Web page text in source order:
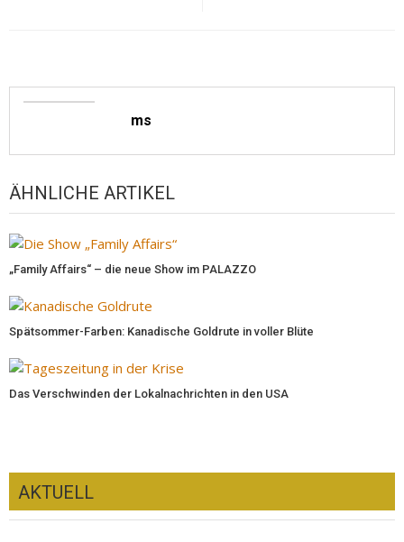
ms
ÄHNLICHE ARTIKEL
„Family Affairs“ – die neue Show im PALAZZO
Spätsommer-Farben: Kanadische Goldrute in voller Blüte
Das Verschwinden der Lokalnachrichten in den USA
AKTUELL